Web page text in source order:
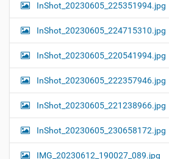
InShot_20230605_225351994.jpg
InShot_20230605_224715310.jpg
InShot_20230605_220541994.jpg
InShot_20230605_222357946.jpg
InShot_20230605_221238966.jpg
InShot_20230605_230658172.jpg
IMG_20230612_190027_089.jpg